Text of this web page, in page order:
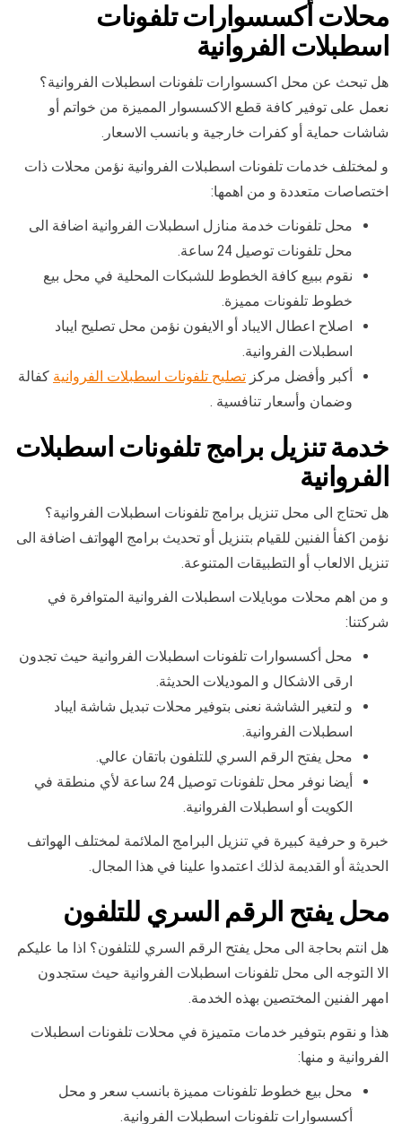
محلات أكسسوارات تلفونات
اسطبلات الفروانية
هل تبحث عن محل اكسسوارات تلفونات اسطبلات الفروانية؟
نعمل على توفير كافة قطع الاكسسوار المميزة من خواتم أو
شاشات حماية أو كفرات خارجية و بانسب الاسعار.
و لمختلف خدمات تلفونات اسطبلات الفروانية نؤمن محلات ذات
اختصاصات متعددة و من اهمها:
محل تلفونات خدمة منازل اسطبلات الفروانية اضافة الى
محل تلفونات توصيل 24 ساعة.
نقوم ببيع كافة الخطوط للشبكات المحلية في محل بيع
خطوط تلفونات مميزة.
اصلاح اعطال الايباد أو الايفون نؤمن محل تصليح ايباد
اسطبلات الفروانية.
أكبر وأفضل مركز تصليح تلفونات اسطبلات الفروانية كفالة
وضمان وأسعار تنافسية .
خدمة تنزيل برامج تلفونات اسطبلات
الفروانية
هل تحتاج الى محل تنزيل برامج تلفونات اسطبلات الفروانية؟
نؤمن اكفأ الفنين للقيام بتنزيل أو تحديث برامج الهواتف اضافة الى
تنزيل الالعاب أو التطبيقات المتنوعة.
و من اهم محلات موبايلات اسطبلات الفروانية المتوافرة في
شركتنا:
محل أكسسوارات تلفونات اسطبلات الفروانية حيث تجدون
ارقى الاشكال و الموديلات الحديثة.
و لتغير الشاشة نعنى بتوفير محلات تبديل شاشة ايباد
اسطبلات الفروانية.
محل يفتح الرقم السري للتلفون باتقان عالي.
أيضا نوفر محل تلفونات توصيل 24 ساعة لأي منطقة في
الكويت أو اسطبلات الفروانية.
خبرة و حرفية كبيرة في تنزيل البرامج الملائمة لمختلف الهواتف
الحديثة أو القديمة لذلك اعتمدوا علينا في هذا المجال.
محل يفتح الرقم السري للتلفون
هل انتم بحاجة الى محل يفتح الرقم السري للتلفون؟ اذا ما عليكم
الا التوجه الى محل تلفونات اسطبلات الفروانية حيث ستجدون
امهر الفنين المختصين بهذه الخدمة.
هذا و نقوم بتوفير خدمات متميزة في محلات تلفونات اسطبلات
الفروانية و منها:
محل بيع خطوط تلفونات مميزة بانسب سعر و محل
أكسسوارات تلفونات اسطبلات الفروانية.